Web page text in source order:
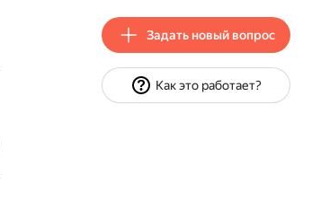
Задать новый вопрос
Как это работает?